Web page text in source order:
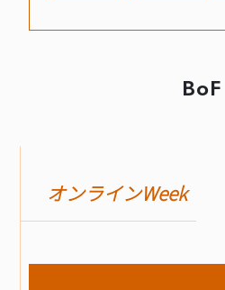
BoF
オンラインWeek